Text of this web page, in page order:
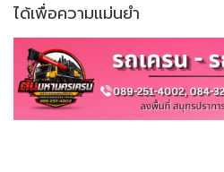
ได้เพื่อความแม่นยำ